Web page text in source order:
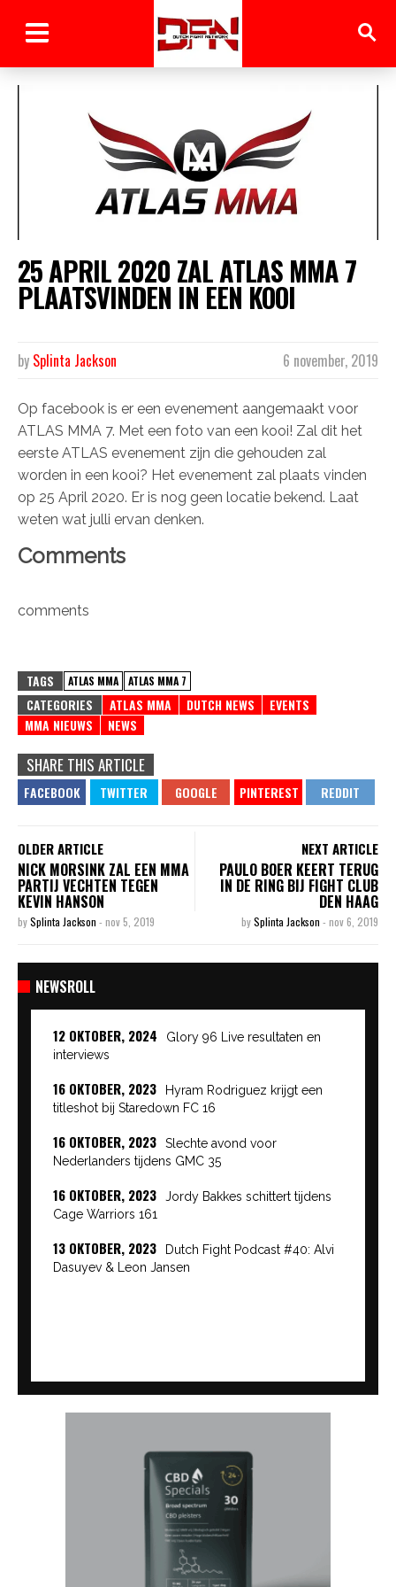
25 APRIL 2020 ZAL ATLAS MMA 7
PLAATSVINDEN IN EEN KOOI
6 november, 2019
by Splinta Jackson
Op facebook is er een evenement aangemaakt voor
ATLAS MMA 7. Met een foto van een kooi! Zal dit het
eerste ATLAS evenement zijn die gehouden zal
worden in een kooi? Het evenement zal plaats vinden
op 25 April 2020. Er is nog geen locatie bekend. Laat
weten wat julli ervan denken.
Comments
comments
TAGS ATLAS MMA ATLAS MMA 7
CATEGORIES ATLAS MMA DUTCH NEWS
EVENTS
MMA NIEUWS
NEWS
SHARE THIS ARTICLE
OLDER ARTICLE
NICK MORSINK ZAL EEN MMA
PARTIJ VECHTEN TEGEN
KEVIN HANSON
bySplinta Jackson - nov 5, 2019
NEXT ARTICLE
PAULO BOER KEERT TERUG
IN DE RING BIJ FIGHT CLUB
DEN HAAG
bySplinta Jackson - nov 6, 2019
NEWSROLL
12 OKTOBER, 2024
Glory 96 Live resultaten en
interviews
16 OKTOBER, 2023
Hyram Rodriguez krijgt een
titleshot bij Staredown FC 16
16 OKTOBER, 2023
Slechte avond voor
Nederlanders tijdens GMC 35
16 OKTOBER, 2023
Jordy Bakkes schittert tijdens
Cage Warriors 161
13 OKTOBER, 2023
Dutch Fight Podcast #40: Alvi
Dasuyev & Leon Jansen